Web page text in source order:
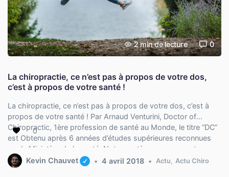
2 min de lecture 0
La chiropractie, ce n’est pas à propos de votre dos,
c’est à propos de votre santé !
La chiropractie, ce n’est pas à propos de votre dos, c’est à
propos de votre santé ! Par Arnaud Venturini, Doctor of
Chiropractic, 1ère profession de santé au Monde, le titre “DC”
est Obtenu après 6 années d’études supérieures reconnues
par le Ministère de la santé. Notre système nerveux est
l’organe qui permet au corps […]
0
Kevin Chauvet 4 avril 2018 Actu Actu Chiro